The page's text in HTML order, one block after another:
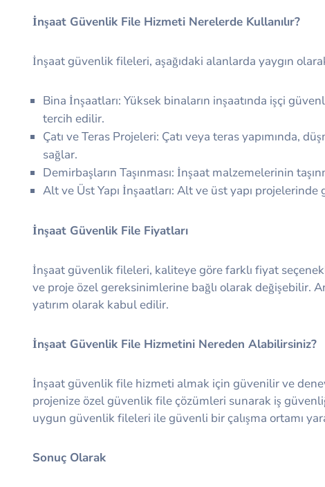
İnşaat Güvenlik File Hizmeti Nerelerde Kullanılır?
İnşaat güvenlik fileleri, aşağıdaki alanlarda yaygın
Bina İnşaatları: Yüksek binaların inşaatında işçi
tercih edilir.
Çatı ve Teras Projeleri: Çatı veya teras yapımında,
sağlar.
Demirbaşların Taşınması: İnşaat malzemelerinin
Alt ve Üst Yapı İnşaatları: Alt ve üst yapı
İnşaat Güvenlik File Fiyatları
İnşaat güvenlik fileleri, kaliteye göre farklı fiyat
ve proje özel gereksinimlerine bağlı olarak değişebilir.
yatırım olarak kabul edilir.
İnşaat Güvenlik File Hizmetini Nereden Alabilirsiniz?
İnşaat güvenlik file hizmeti almak için güvenilir ve
projenize özel güvenlik file çözümleri sunarak iş
uygun güvenlik fileleri ile güvenli bir çalışma ortamı
Sonuç Olarak